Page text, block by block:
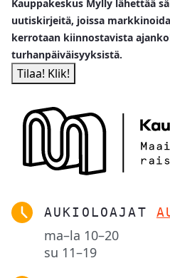
Kauppakeskus Mylly lähettää
uutiskirjeitä, joissa
kerrotaan kiinnostavista
turhanpäiväisyyksistä.
AUKIOLOAJAT
ma–la 10–20
su 11–19